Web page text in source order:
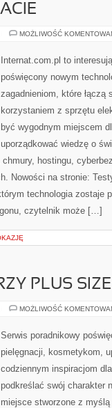
MOŻLIWOŚĆ
Internat.com.pl to
poświęcony nowym
zagadnieniom, które łączą
korzystaniem z sprzętu
być wygodnym miejscem
uporządkować wiedzę o
chmury, hostingu,
Nowości na stronie:
technologia zostaje
czytelnik może […]
PLUS SIZE
MOŻLIWOŚĆ
Serwis poradnikowy
pielęgnacji, kosmetykom,
codziennym inspiracjom
podkreślać swój charakter
miejsce stworzone z